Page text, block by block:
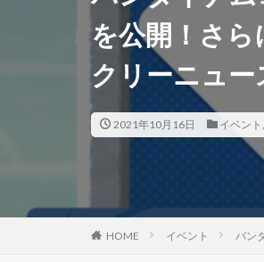
を公開！さ
クリーニュー
2021年10月16日 イベント ,
HOME イベント バン